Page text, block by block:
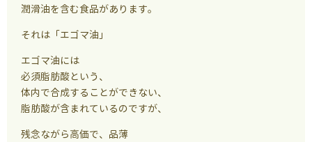
潤滑油を含む食品があります。
それは「エゴマ油」
エゴマ油には
必須脂肪酸という、
体内で合成することができない、
脂肪酸が含まれているのですが、
残念ながら高価で、品薄